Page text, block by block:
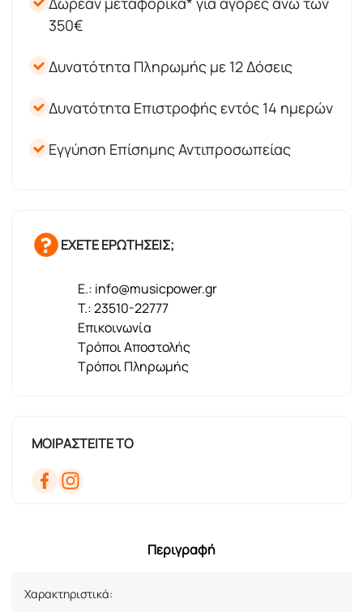
350€
Δυνατότητα Πληρωμής με 12 Δόσεις
Δυνατότητα Επιστροφής εντός 14 ημερών
Εγγύηση Επίσημης Αντιπροσωπείας
ΕΧΕΤΕ ΕΡΩΤΗΣΕΙΣ;
E.: info@musicpower.gr
T.: 23510-22777
Επικοινωνία
Τρόποι Αποστολής
Τρόποι Πληρωμής
ΜΟΙΡΑΣΤΕΙΤΕ ΤΟ
Περιγραφή
Χαρακτηριστικά: